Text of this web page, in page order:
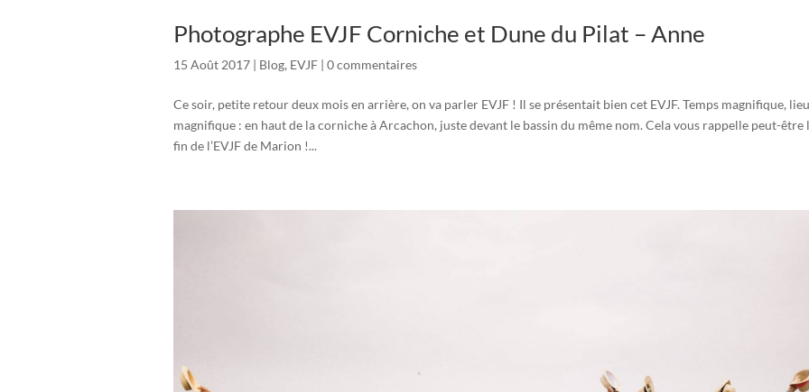
Photographe EVJF Corniche et Dune du Pilat – Anne
15 Août 2017 | Blog, EVJF | 0 commentaires
Ce soir, petite retour deux mois en arrière, on va parler EVJF ! Il se présentait bien cet EVJF. Temps magnifique, lieu
magnifique : en haut de la corniche à Arcachon, juste devant le bassin du même nom. Cela vous rappelle peut-être
fin de l’EVJF de Marion !...